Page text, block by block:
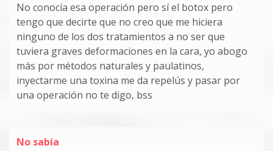
No conocía esa operación pero sí el botox pero
tengo que decirte que no creo que me hiciera
ninguno de los dos tratamientos a no ser que
tuviera graves deformaciones en la cara, yo abogo
más por métodos naturales y paulatinos,
inyectarme una toxina me da repelús y pasar por
una operación no te digo, bss
No sabía